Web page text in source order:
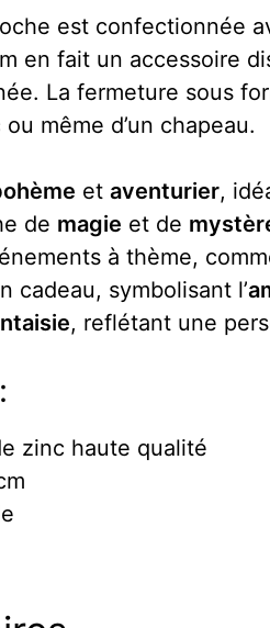
est confectionnée
en fait un accessoire
La fermeture sous
même d’un chapeau.
et aventurier,
de magie et de
à thème,
cadeau, symbolisant l’
, reflétant une
zinc haute qualité